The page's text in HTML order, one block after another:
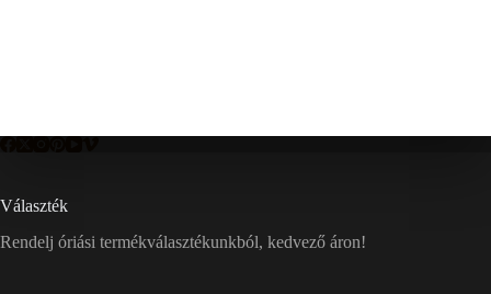
Választék
Rendelj óriási termékválasztékunkból, kedvező áron!